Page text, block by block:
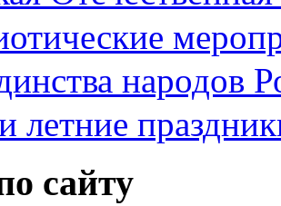
народов
летние
сайту